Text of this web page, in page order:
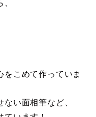
こめて作っていま
い面相筆など、